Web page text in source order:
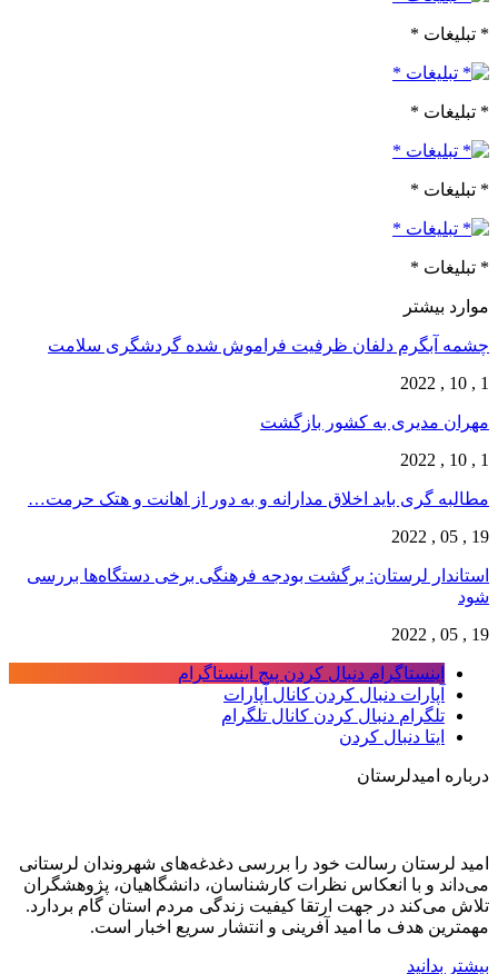
* تبلیغات *
* تبلیغات *
* تبلیغات *
* تبلیغات *
موارد بیشتر
چشمه آبگرم دلفان ظرفیت فراموش شده گردشگری سلامت
1 , 10 , 2022
مهران مدیری به کشور بازگشت
1 , 10 , 2022
مطالبه گری باید اخلاق مدارانه و به دور از اهانت و هتک حرمت…
19 , 05 , 2022
استاندار لرستان: برگشت بودجه فرهنگی برخی دستگاه‌ها بررسی
شود
19 , 05 , 2022
اینستاگرام دنبال کردن پیج اینستاگرام
آپارات دنبال کردن کانال آپارات
تلگرام دنبال کردن کانال تلگرام
ایتا دنبال کردن
درباره امیدلرستان
امید لرستان رسالت خود را بررسی دغدغه‌های شهروندان لرستانی
می‌داند و با انعکاس نظرات کارشناسان، دانشگاهیان، پژوهشگران
تلاش می‌کند در جهت ارتقا کیفیت زندگی مردم استان گام بردارد.
مهمترین هدف ما امید آفرینی و انتشار سریع اخبار است.
بیشتر بدانید